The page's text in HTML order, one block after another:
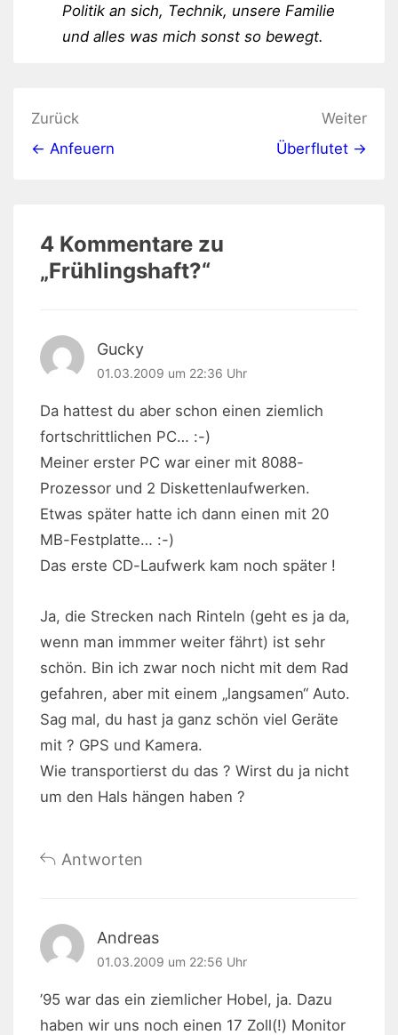
Politik an sich, Technik, unsere Familie
und alles was mich sonst so bewegt.
Beitragsnavigation
Zurück
← Anfeuern
Weiter
Überflutet →
4 Kommentare zu
„Frühlingshaft?“
Gucky
01.03.2009 um 22:36 Uhr
Da hattest du aber schon einen ziemlich
fortschrittlichen PC… :-)
Meiner erster PC war einer mit 8088-
Prozessor und 2 Diskettenlaufwerken.
Etwas später hatte ich dann einen mit 20
MB-Festplatte… :-)
Das erste CD-Laufwerk kam noch später !
Ja, die Strecken nach Rinteln (geht es ja da,
wenn man immmer weiter fährt) ist sehr
schön. Bin ich zwar noch nicht mit dem Rad
gefahren, aber mit einem „langsamen“ Auto.
Sag mal, du hast ja ganz schön viel Geräte
mit ? GPS und Kamera.
Wie transportierst du das ? Wirst du ja nicht
um den Hals hängen haben ?
Antworten
Andreas
01.03.2009 um 22:56 Uhr
’95 war das ein ziemlicher Hobel, ja. Dazu
haben wir uns noch einen 17 Zoll(!) Monitor